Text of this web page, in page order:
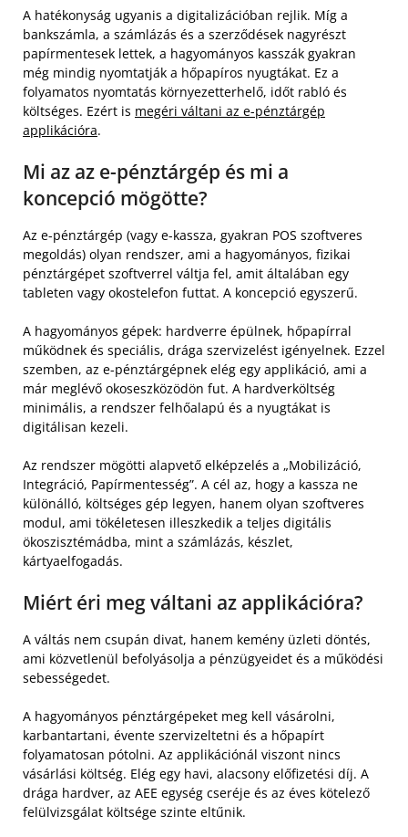
A hatékonyság ugyanis a digitalizációban rejlik. Míg a
bankszámla, a számlázás és a szerződések nagyrészt
papírmentesek lettek, a hagyományos kasszák gyakran
még mindig nyomtatják a hőpapíros nyugtákat. Ez a
folyamatos nyomtatás környezetterhelő, időt rabló és
költséges. Ezért is megéri váltani az e-pénztárgép
applikációra.
Mi az az e-pénztárgép és mi a
koncepció mögötte?
Az e-pénztárgép (vagy e-kassza, gyakran POS szoftveres
megoldás) olyan rendszer, ami a hagyományos, fizikai
pénztárgépet szoftverrel váltja fel, amit általában egy
tableten vagy okostelefon futtat. A koncepció egyszerű.
A hagyományos gépek: hardverre épülnek, hőpapírral
működnek és speciális, drága szervizelést igényelnek. Ezzel
szemben, az e-pénztárgépnek elég egy applikáció, ami a
már meglévő okoseszközödön fut. A hardverköltség
minimális, a rendszer felhőalapú és a nyugtákat is
digitálisan kezeli.
Az rendszer mögötti alapvető elképzelés a „Mobilizáció,
Integráció, Papírmentesség”. A cél az, hogy a kassza ne
különálló, költséges gép legyen, hanem olyan szoftveres
modul, ami tökéletesen illeszkedik a teljes digitális
ökoszisztémádba, mint a számlázás, készlet,
kártyaelfogadás.
Miért éri meg váltani az applikációra?
A váltás nem csupán divat, hanem kemény üzleti döntés,
ami közvetlenül befolyásolja a pénzügyeidet és a működési
sebességedet.
A hagyományos pénztárgépeket meg kell vásárolni,
karbantartani, évente szervizeltetni és a hőpapírt
folyamatosan pótolni. Az applikációnál viszont nincs
vásárlási költség. Elég egy havi, alacsony előfizetési díj. A
drága hardver, az AEE egység cseréje és az éves kötelező
felülvizsgálat költsége szinte eltűnik.